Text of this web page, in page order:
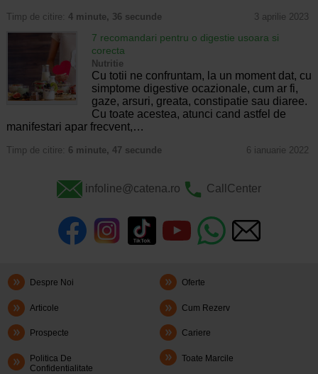
Timp de citire: 4 minute, 36 secunde 3 aprilie 2023
7 recomandari pentru o digestie usoara si
corecta
Nutritie
Cu totii ne confruntam, la un moment dat, cu
simptome digestive ocazionale, cum ar fi,
gaze, arsuri, greata, constipatie sau diaree.
Cu toate acestea, atunci cand astfel de
manifestari apar frecvent,…
Timp de citire: 6 minute, 47 secunde 6 ianuarie 2022
infoline@catena.ro CallCenter
Despre Noi Oferte
Articole Cum Rezerv
Prospecte Cariere
Politica De
Confidentialitate
Toate Marcile